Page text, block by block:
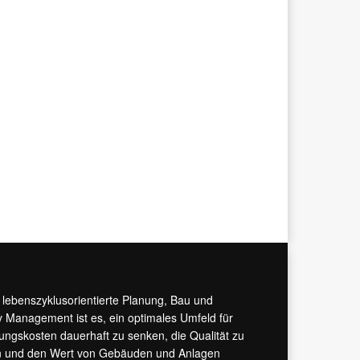
Planung, Bau und
ist es, ein optimales Umfeld für
dauerhaft zu senken, die Qualität zu
den Wert von Gebäuden und Anlagen